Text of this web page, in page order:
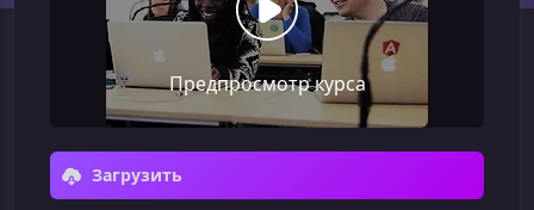
Предпросмотр курса
Загрузить